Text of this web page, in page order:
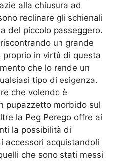
alla chiusura ad
reclinare gli schienali
del piccolo passeggero.
un grande
proprio in virtù di questa
che lo rende un
tipo di esigenza.
che volendo è
pupazzetto morbido sul
la Peg Perego offre ai
la possibilità di
accessori acquistandoli
che sono stati messi